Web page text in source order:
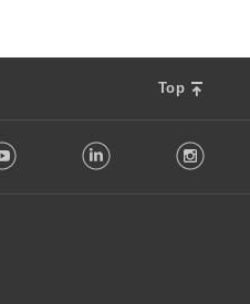
Top
Youtube LinkedIn